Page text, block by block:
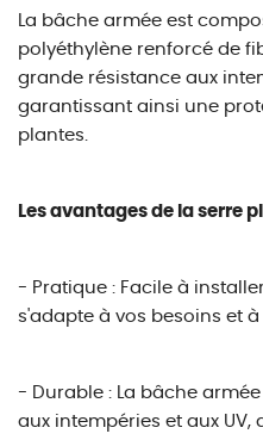
La bâche armée est
polyéthylène renforcé de
grande résistance aux
garantissant ainsi une
plantes.
Les avantages de la serre
- Pratique : Facile à
s'adapte à vos besoins et
- Durable : La bâche
aux intempéries et aux